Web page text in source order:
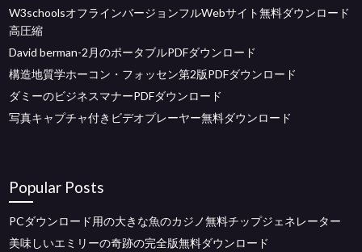
W3schoolsオフラインバージョンフルWebサイト無料ダウンロード
高圧縮
David berman-2月のポータブルPDFダウンロード
構造地質学ホーコン・フォッセン第2版PDFダウンロード
ダミーのビジネスマナーPDFダウンロード
写真キャプチャ付きビデオプレーヤー無料ダウンロード
Popular Posts
PCダウンロード用の大きな魚のカジノ無料チップジェネレーター
美味しいエミリーの奇跡の完全版無料ダウンロード